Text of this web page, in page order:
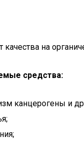
на
средства:
канцерогены и